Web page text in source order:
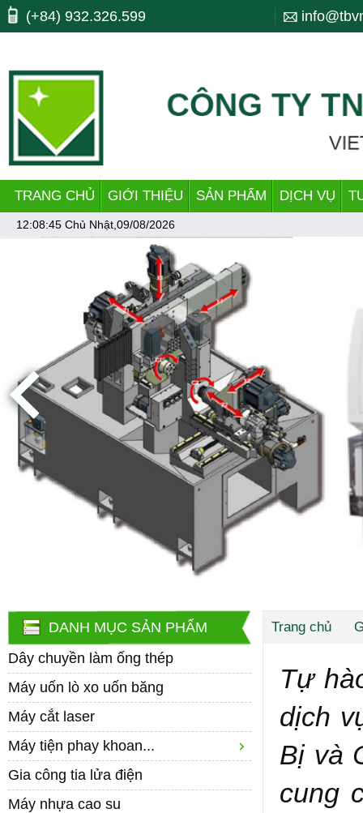
Máy công cụ, may cong cu, CNC, máy cnc, trung tam gia cong, ttgc,
bending, lò xo, nhiet luyen, quenching, tube making machine, dây
(+84) 932.326.599
TRANG CHỦ GIỚI THIỆU SẢN PHẨM DỊCH VỤ
12:08:45 Chủ Nhật,09/08/2026
DANH MỤC SẢN PHẨM
Dây chuyền làm ống thép
Máy uốn lò xo uốn băng
Máy cắt laser
Máy tiện phay khoan...
Gia công tia lửa điện
Máy nhựa cao su
Trang chủ
Tự
dịch
Bị và
cung